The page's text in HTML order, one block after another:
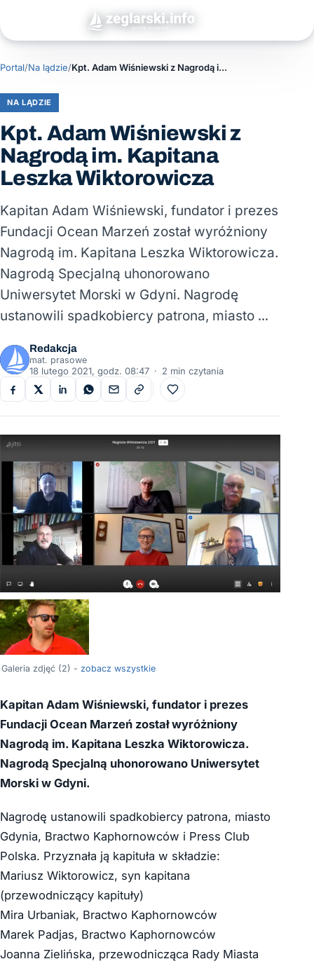
Portal/Na lądzie/ Kpt. Adam Wiśniewski z Nagrodą im. Kapitana Leszka Wiktorowicza
NA LĄDZIE
Kpt. Adam Wiśniewski z
Nagrodą im. Kapitana
Leszka Wiktorowicza
Kapitan Adam Wiśniewski, fundator i prezes
Fundacji Ocean Marzeń został wyróżniony
Nagrodą im. Kapitana Leszka Wiktorowicza.
Nagrodą Specjalną uhonorowano
Uniwersytet Morski w Gdyni. Nagrodę
ustanowili spadkobiercy patrona, miasto …
Redakcja
mat. prasowe
18 lutego 2021, godz. 08:47 · 2 min czytania
Do ulubionych
Galeria zdjęć (2) - zobacz wszystkie
Kapitan Adam Wiśniewski, fundator i prezes
Fundacji Ocean Marzeń został wyróżniony
Nagrodą im. Kapitana Leszka Wiktorowicza.
Nagrodą Specjalną uhonorowano Uniwersytet
Morski w Gdyni.
Nagrodę ustanowili spadkobiercy patrona, miasto
Gdynia, Bractwo Kaphornowców i Press Club
Polska. Przyznała ją kapituła w składzie:
Mariusz Wiktorowicz, syn kapitana
(przewodniczący kapituły)
Mira Urbaniak, Bractwo Kaphornowców
Marek Padjas, Bractwo Kaphornowców
Joanna Zielińska, przewodnicząca Rady Miasta